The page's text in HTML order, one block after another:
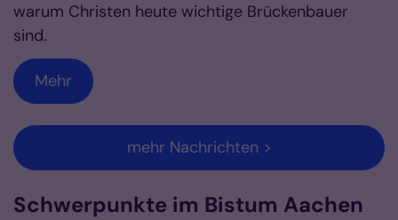
warum Christen heute wichtige Brückenbauer
sind.
Mehr
mehr Nachrichten >
Schwerpunkte im Bistum Aachen